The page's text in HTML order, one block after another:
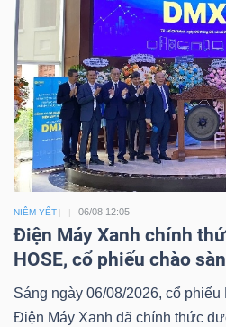
NIÊM YẾT 06/08 12:05
Điện Máy Xanh chính
HOSE, cổ phiếu chào
Sáng ngày 06/08/2026, cổ
Điện Máy Xanh đã chính thức